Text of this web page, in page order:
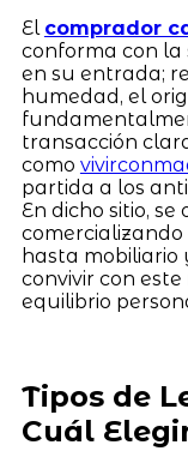
El comprador
conforma con la
en su entrada;
humedad, el
transacción
como
partida a los
En dicho sitio,
comercializando
hasta mobiliario
convivir con
equilibrio
Tipos de
Cuál